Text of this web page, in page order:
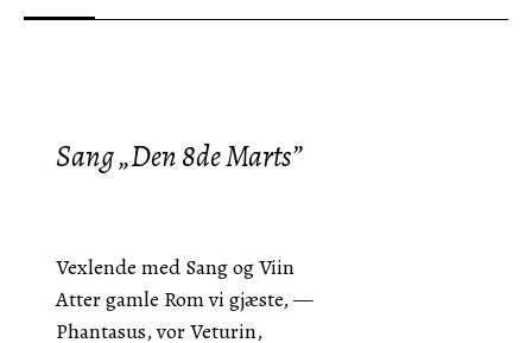
Sang „Den 8de Marts”
Vexlende med Sang og Viin
Atter gamle Rom vi gjæste, —
Phantasus, vor Veturin,